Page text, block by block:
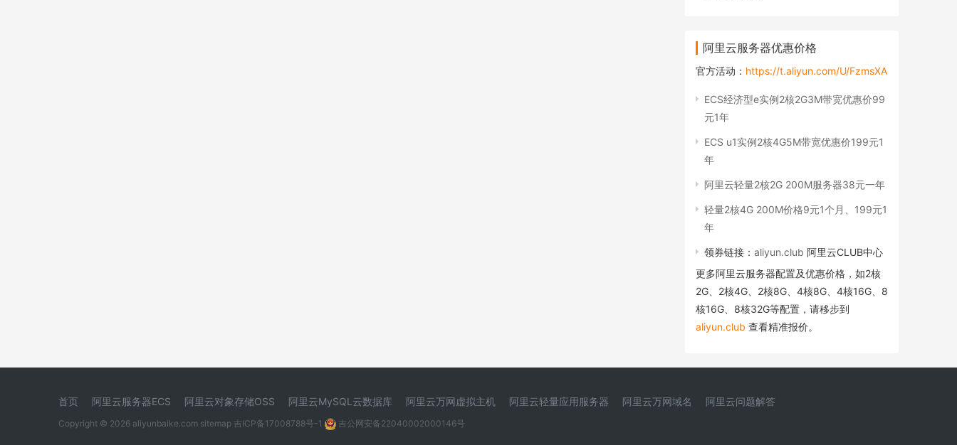
阿里云服务器优惠价格
官方活动： https://t.aliyun.com/U/FzmsXA
ECS经济型e实例2核2G3M带宽优惠价99
元1年
ECS u1实例2核4G5M带宽优惠价199元1
年
阿里云轻量2核2G 200M服务器38元一年
轻量2核4G 200M价格9元1个月、199元1
年
领券链接： aliyun.club 阿里云CLUB中心
更多阿里云服务器配置及优惠价格，如2核
2G、2核4G、2核8G、4核8G、4核16G、8
核16G、8核32G等配置，请移步到
aliyun.club 查看精准报价。
首页 阿里云服务器ECS 阿里云对象存储OSS 阿里云MySQL云数据库 阿里云万网虚拟主机 阿里云轻量应用服务器 阿里云万网域名 阿里云问题解答
Copyright © 2026 aliyunbaike.com sitemap 吉ICP备17008788号-1 吉公网安备22040002000146号